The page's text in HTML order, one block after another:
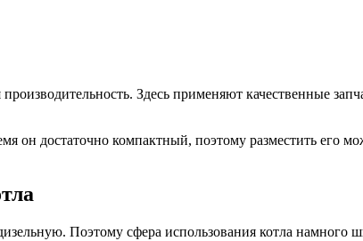
Здесь применяют качественные
он достаточно компактный, поэтому разместить
Поэтому сфера использования котла намного